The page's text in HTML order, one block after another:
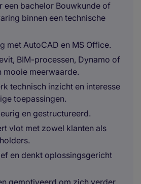
een bachelor Bouwkunde of
binnen een technische
met AutoCAD en MS Office.
BIM-processen, Dynamo of
mooie meerwaarde.
technisch inzicht en interesse
toepassingen.
en gestructureerd.
vlot met zowel klanten als
en denkt oplossingsgericht
gemotiveerd om zich verder